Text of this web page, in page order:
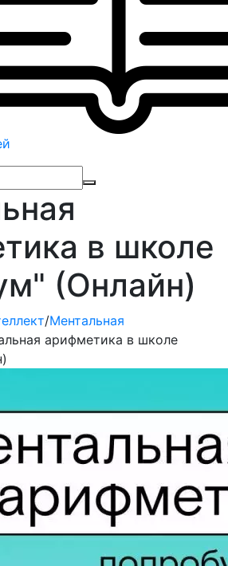
в школе
(Онлайн)
/Ментальная
арифметика в школе